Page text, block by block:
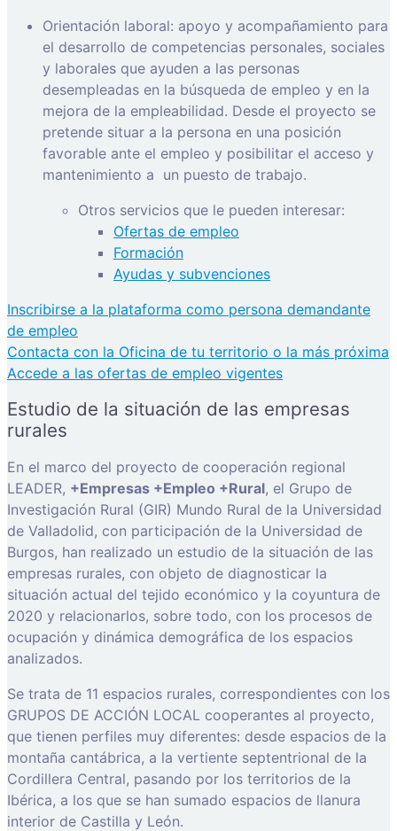
Orientación laboral: apoyo y acompañamiento para
el desarrollo de competencias personales, sociales
y laborales que ayuden a las personas
desempleadas en la búsqueda de empleo y en la
mejora de la empleabilidad. Desde el proyecto se
pretende situar a la persona en una posición
favorable ante el empleo y posibilitar el acceso y
mantenimiento a un puesto de trabajo.
Otros servicios que le pueden interesar:
Ofertas de empleo
Formación
Ayudas y subvenciones
Inscribirse a la plataforma como persona demandante
de empleo
Contacta con la Oficina de tu territorio o la más próxima
Accede a las ofertas de empleo vigentes
Estudio de la situación de las empresas
rurales
En el marco del proyecto de cooperación regional
LEADER, +Empresas +Empleo +Rural, el Grupo de
Investigación Rural (GIR) Mundo Rural de la Universidad
de Valladolid, con participación de la Universidad de
Burgos, han realizado un estudio de la situación de las
empresas rurales, con objeto de diagnosticar la
situación actual del tejido económico y la coyuntura de
2020 y relacionarlos, sobre todo, con los procesos de
ocupación y dinámica demográfica de los espacios
analizados.
Se trata de 11 espacios rurales, correspondientes con los
GRUPOS DE ACCIÓN LOCAL cooperantes al proyecto,
que tienen perfiles muy diferentes: desde espacios de la
montaña cantábrica, a la vertiente septentrional de la
Cordillera Central, pasando por los territorios de la
Ibérica, a los que se han sumado espacios de llanura
interior de Castilla y León.